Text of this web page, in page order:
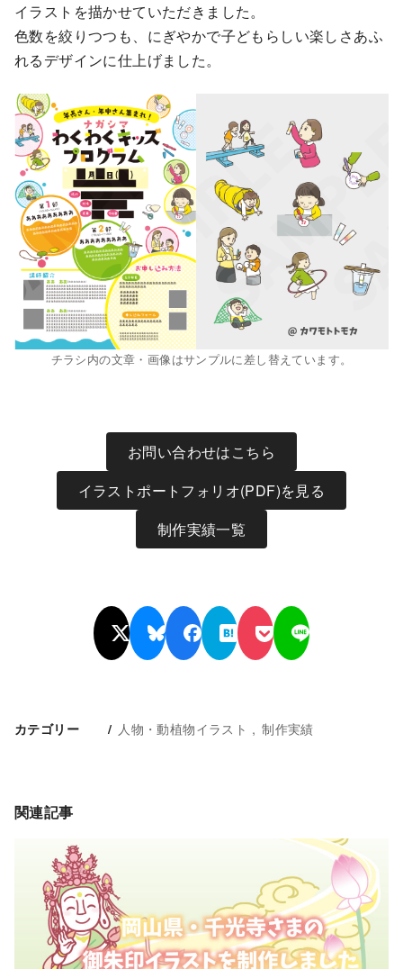
イラストを描かせていただきました。
色数を絞りつつも、にぎやかで子どもらしい楽しさあふ
れるデザインに仕上げました。
チラシ内の文章・画像はサンプルに差し替えています。
お問い合わせはこちら
イラストポートフォリオ(PDF)を見る
制作実績一覧
カテゴリー 人物・動植物イラスト 制作実績
関連記事